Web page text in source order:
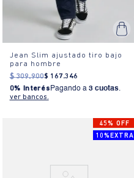
Jean Slim ajustado tiro bajo
para hombre
$ 309.900$ 167.346
0% Interés Pagando a 3 cuotas.
ver bancos.
45% OFF
10%EXTRA